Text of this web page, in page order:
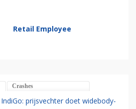
Retail Employee
Crashes
prijsvechter doet widebody-